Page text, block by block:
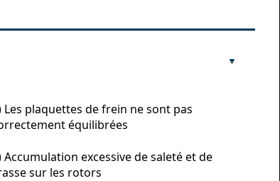
Les plaquettes de frein ne sont pas
équilibrées
Accumulation excessive de saleté et de
sur les rotors